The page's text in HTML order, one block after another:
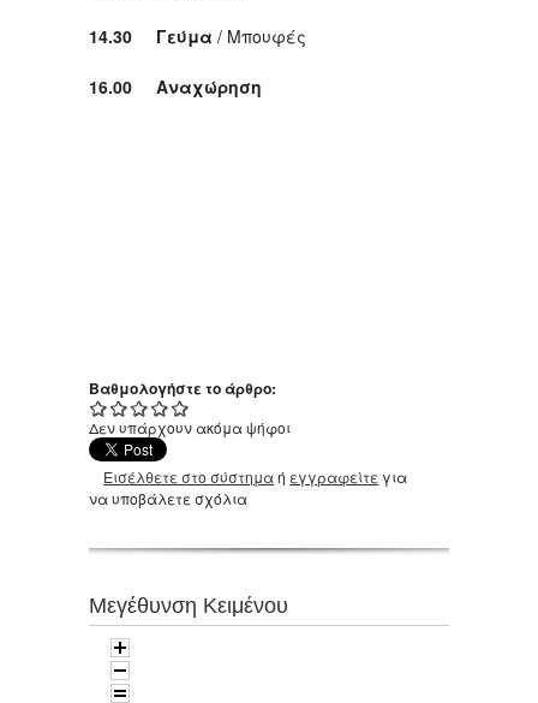
14.30 Γεύμα / Μπουφές
16.00 Αναχώρηση
Βαθμολογήστε το άρθρο:
Δεν υπάρχουν ακόμα ψήφοι
Εισέλθετε στο σύστημαή εγγραφείτε για
να υποβάλετε σχόλια
Μεγέθυνση Κειμένου